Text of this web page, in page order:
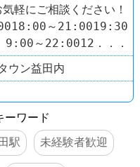
軽にご相談ください！
～21:0019:30
9:00～22:0012．．．
ウン益田内
ーワード
駅 未経験者歓迎